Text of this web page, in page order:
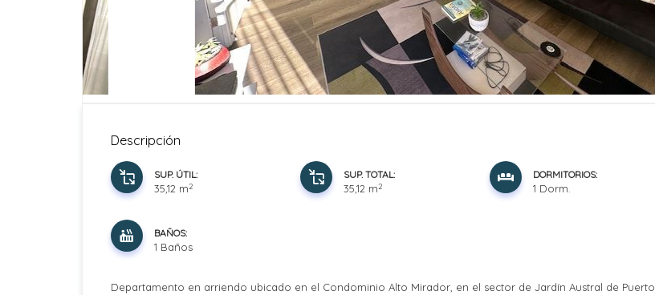
Descripción
SUP. ÚTIL:
35,12 m2
SUP. TOTAL:
35,12 m2
DORMITORIOS:
1 Dorm.
BAÑOS:
1 Baños
Departamento en arriendo ubicado en el Condominio Alto Mirador, en el sector de Jardín Austral de Puerto